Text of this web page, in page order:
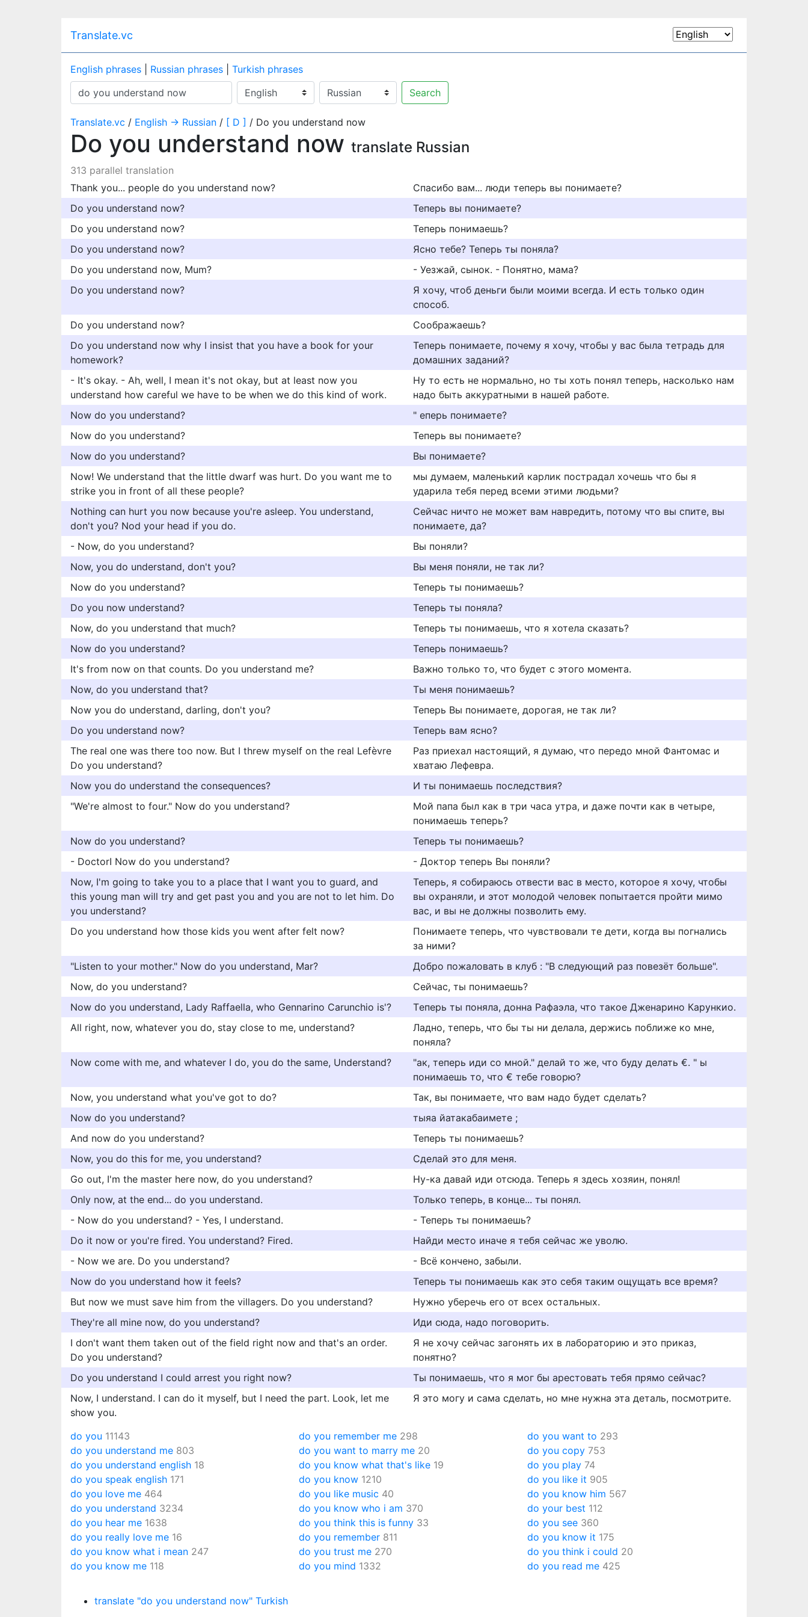
Translate.vc
English phrases Russian phrases
Turkish phrases
Search
Translate.vc / English → Russian / [ D ] / Do you understand now
Do you understand now translate Russian
313 parallel translation
Thank you... people do you understand now?
Спасибо вам... люди теперь вы понимаете?
Do you understand now?
Теперь вы понимаете?
Do you understand now?
Теперь понимаешь?
Do you understand now?
Ясно тебе? Теперь ты поняла?
Do you understand now, Mum?
- Уезжай, сынок. - Понятно, мама?
Do you understand now?
Я хочу, чтоб деньги были моими всегда. И есть только один
способ.
Do you understand now?
Соображаешь?
Do you understand now why I insist that you have a book for your
homework?
Теперь понимаете, почему я хочу, чтобы у вас была тетрадь для
домашних заданий?
- It's okay. - Ah, well, I mean it's not okay, but at least now you
understand how careful we have to be when we do this kind of work.
Ну то есть не нормально, но ты хоть понял теперь, насколько нам
надо быть аккуратными в нашей работе.
Now do you understand?
" еперь понимаете?
Now do you understand?
Теперь вы понимаете?
Now do you understand?
Вы понимаете?
Now! We understand that the little dwarf was hurt. Do you want me to
strike you in front of all these people?
мы думаем, маленький карлик пострадал хочешь что бы я
ударила тебя перед всеми этими людьми?
Nothing can hurt you now because you're asleep. You understand,
don't you? Nod your head if you do.
Сейчас ничто не может вам навредить, потому что вы спите, вы
понимаете, да?
- Now, do you understand?
Вы поняли?
Now, you do understand, don't you?
Вы меня поняли, не так ли?
Now do you understand?
Teпepь ты пoнимaeшь?
Do you now understand?
Теперь ты поняла?
Now, do you understand that much?
Теперь ты понимаешь, что я хотела сказать?
Now do you understand?
Теперь понимаешь?
It's from now on that counts. Do you understand me?
Важно только то, что будет с этого момента.
Now, do you understand that?
Ты меня понимаешь?
Now you do understand, darling, don't you?
Теперь Вы понимаете, дорогая, не так ли?
Do you understand now?
Теперь вам ясно?
The real one was there too now. But I threw myself on the real Lefèvre
Do you understand?
Раз приехал настоящий, я думаю, что передо мной Фантомас и
хватаю Лефевра.
Now you do understand the consequences?
И ты понимаешь последствия?
"We're almost to four." Now do you understand?
Мой папа был как в три часа утра, и даже почти как в четыре,
понимаешь теперь?
Now do you understand?
Теперь ты понимаешь?
- DoctorI Now do you understand?
- Доктор теперь Вы поняли?
Now, I'm going to take you to a place that I want you to guard, and
this young man will try and get past you and you are not to let him. Do
you understand?
Теперь, я собираюсь отвести вас в место, которое я хочу, чтобы
вы охраняли, и этот молодой человек попытается пройти мимо
вас, и вы не должны позволить ему.
Do you understand how those kids you went after felt now?
Понимаете теперь, что чувствовали те дети, когда вы погнались
за ними?
"Listen to your mother." Now do you understand, Mar?
Добро пожаловать в клуб : "В следующий раз повезёт больше".
Now, do you understand?
Сейчас, ты понимаешь?
Now do you understand, Lady Raffaella, who Gennarino Carunchio is'?
Tеперь ты поняла, донна Рафаэла, что такое Дженарино Карункио.
All right, now, whatever you do, stay close to me, understand?
Ладно, теперь, что бы ты ни делала, держись поближе ко мне,
поняла?
Now come with me, and whatever I do, you do the same, Understand?
"ак, теперь иди со мной." делай то же, что буду делать €. " ы
понимаешь то, что € тебе говорю?
Now, you understand what you've got to do?
Так, вы понимаете, что вам надо будет сделать?
Now do you understand?
тыяа йатакабаимете ;
And now do you understand?
Теперь ты понимаешь?
Now, you do this for me, you understand?
Сделай это для меня.
Go out, I'm the master here now, do you understand?
Ну-ка давай иди отсюда. Теперь я здесь хозяин, понял!
Only now, at the end... do you understand.
Только теперь, в конце... ты понял.
- Now do you understand? - Yes, I understand.
- Теперь ты понимаешь?
Do it now or you're fired. You understand? Fired.
Найди место иначе я тебя сейчас же уволю.
- Now we are. Do you understand?
- Всё кончено, забыли.
Now do you understand how it feels?
Теперь ты понимаешь как это себя таким ощущать все время?
But now we must save him from the villagers. Do you understand?
Нужно уберечь его от всех остальных.
They're all mine now, do you understand?
Иди сюда, надо поговорить.
I don't want them taken out of the field right now and that's an order.
Do you understand?
Я не хочу сейчас загонять их в лабораторию и это приказ,
понятно?
Do you understand I could arrest you right now?
Ты понимаешь, что я мог бы арестовать тебя прямо сейчас?
Now, I understand. I can do it myself, but I need the part. Look, let me
show you.
Я это могу и сама сделать, но мне нужна эта деталь, посмотрите.
do you 11143
do you understand me 803
do you understand english 18
do you speak english 171
do you love me 464
do you understand 3234
do you hear me 1638
do you really love me 16
do you know what i mean 247
do you know me 118
do you remember me 298
do you want to marry me 20
do you know what that's like 19
do you know 1210
do you like music 40
do you know who i am 370
do you think this is funny 33
do you remember 811
do you trust me 270
do you mind 1332
do you want to 293
do you copy 753
do you play 74
do you like it 905
do you know him 567
do your best 112
do you see 360
do you know it 175
do you think i could 20
do you read me 425
translate "do you understand now" Turkish